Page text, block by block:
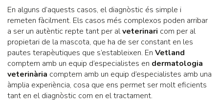
En alguns d’aquests casos, el diagnòstic és simple i
remeten fàcilment. Els casos més complexos poden arribar
a ser un autèntic repte tant per alveterinari com per al
propietari de la mascota, que ha de ser constant en les
pautes terapèutiques que s’estableixen. En Vetland
comptem amb un equip d’especialistes en dermatologia
veterinària comptem amb un equip d’especialistes amb una
àmplia experiència, cosa que ens permet ser molt eficients
tant en el diagnòstic com en el tractament.